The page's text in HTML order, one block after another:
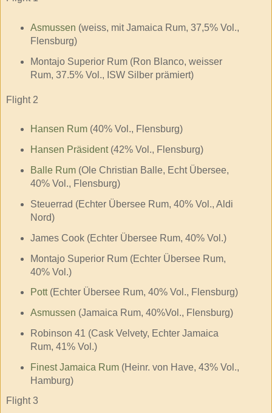
Asmussen (weiss, mit Jamaica Rum, 37,5% Vol.,
Flensburg)
Montajo Superior Rum (Ron Blanco, weisser
Rum, 37.5% Vol., ISW Silber prämiert)
Flight 2
Hansen Rum(40% Vol., Flensburg)
Hansen Präsident(42% Vol., Flensburg)
Balle Rum(Ole Christian Balle, Echt Übersee,
40% Vol., Flensburg)
Steuerrad (Echter Übersee Rum, 40% Vol., Aldi
Nord)
James Cook (Echter Übersee Rum, 40% Vol.)
Montajo Superior Rum (Echter Übersee Rum,
40% Vol.)
Pott(Echter Übersee Rum, 40% Vol., Flensburg)
Asmussen (Jamaica Rum, 40%Vol., Flensburg)
Robinson 41 (Cask Velvety, Echter Jamaica
Rum, 41% Vol.)
Finest Jamaica Rum(Heinr. von Have, 43% Vol.,
Hamburg)
Flight 3